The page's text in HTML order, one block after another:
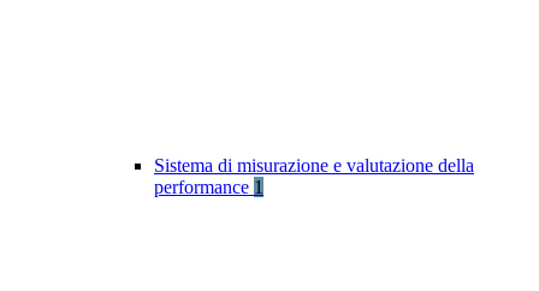
Sistema di misurazione e valutazione della
performance 1